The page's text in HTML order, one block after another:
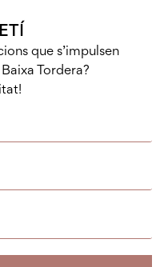
que s’impulsen
Tordera?